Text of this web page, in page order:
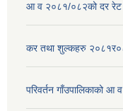
आ व २०८१/०८२को दर रेट
कर तथा शुल्कहरु
परिवर्तन गाँउपालिकाको